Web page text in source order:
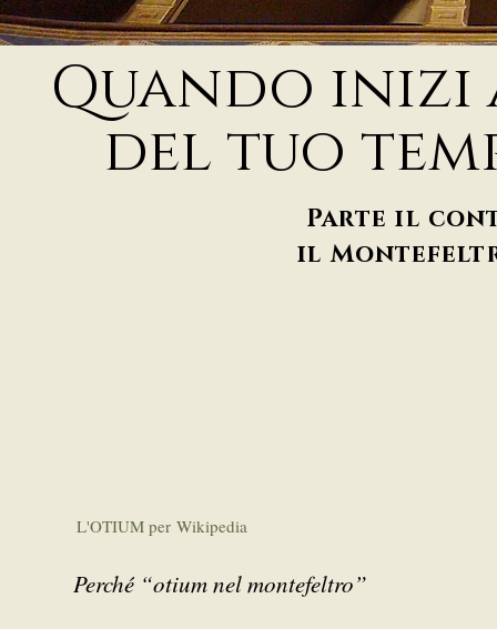
Quando inizi
del tuo
Parte il
il
L'OTIUM per Wikipedia
Perché “otium nel montefeltro”